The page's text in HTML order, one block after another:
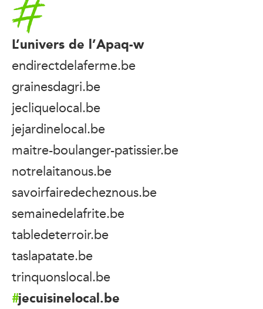
L’univers de l’Apaq-w
endirectdelaferme.be
grainesdagri.be
jecliquelocal.be
jejardinelocal.be
maitre-boulanger-patissier.be
notrelaitanous.be
savoirfairedecheznous.be
semainedelafrite.be
tabledeterroir.be
taslapatate.be
trinquonslocal.be
jecuisinelocal.be